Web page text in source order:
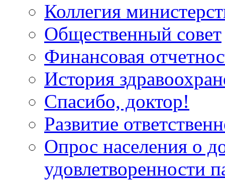
Коллегия
Общественный совет
Финансовая
История
Спасибо, доктор!
Развитие
Опрос населения о
удовлетворенности